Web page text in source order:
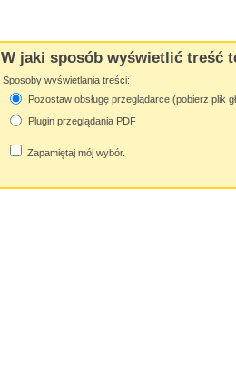
W jaki sposób wyświetlić treść
Sposoby wyświetlania treści:
Pozostaw obsługę przeglądarce (pobierz plik
Plugin przeglądania PDF
Zapamiętaj mój wybór.